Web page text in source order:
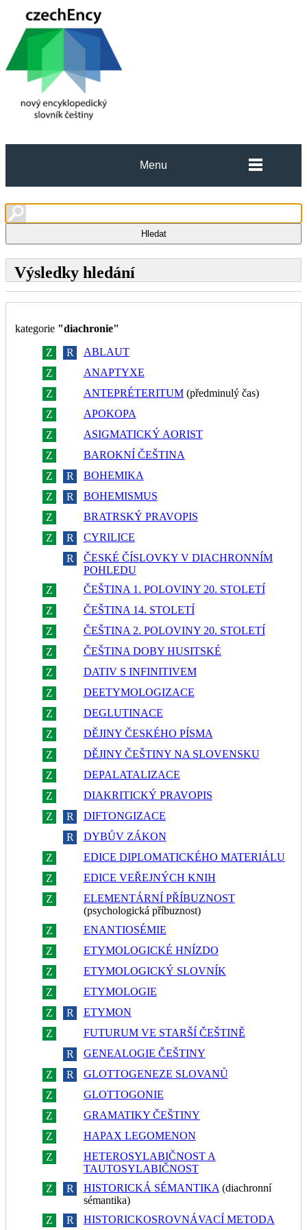
Menu
Výsledky hledání
kategorie "diachronie"
Z R
ABLAUT
Z
ANAPTYXE
Z
ANTEPRÉTERITUM(předminulý čas)
Z
APOKOPA
Z
ASIGMATICKÝ AORIST
Z
BAROKNÍ ČEŠTINA
Z
R
BOHEMIKA
Z
R
BOHEMISMUS
Z
BRATRSKÝ PRAVOPIS
Z
R
CYRILICE
R
ČESKÉ ČÍSLOVKY V DIACHRONNÍM
POHLEDU
Z
ČEŠTINA 1. POLOVINY 20. STOLETÍ
Z
ČEŠTINA 14. STOLETÍ
Z
ČEŠTINA 2. POLOVINY 20. STOLETÍ
Z
ČEŠTINA DOBY HUSITSKÉ
Z
DATIV S INFINITIVEM
Z
DEETYMOLOGIZACE
Z
DEGLUTINACE
Z
DĚJINY ČESKÉHO PÍSMA
Z
DĚJINY ČEŠTINY NA SLOVENSKU
Z
DEPALATALIZACE
Z
DIAKRITICKÝ PRAVOPIS
Z
R
DIFTONGIZACE
R
DYBŮV ZÁKON
Z
EDICE DIPLOMATICKÉHO MATERIÁLU
Z
EDICE VEŘEJNÝCH KNIH
Z
ELEMENTÁRNÍ PŘÍBUZNOST
(psychologická příbuznost)
Z
ENANTIOSÉMIE
Z
ETYMOLOGICKÉ HNÍZDO
Z
ETYMOLOGICKÝ SLOVNÍK
Z
ETYMOLOGIE
Z
R
ETYMON
Z
FUTURUM VE STARŠÍ ČEŠTINĚ
R
GENEALOGIE ČEŠTINY
Z
R
GLOTTOGENEZE SLOVANŮ
Z
GLOTTOGONIE
Z
GRAMATIKY ČEŠTINY
Z
HAPAX LEGOMENON
Z
HETEROSYLABIČNOST A
TAUTOSYLABIČNOST
Z
R HISTORICKÁ SÉMANTIKA (diachronní
sémantika)
Z
R HISTORICKOSROVNÁVACÍ METODA